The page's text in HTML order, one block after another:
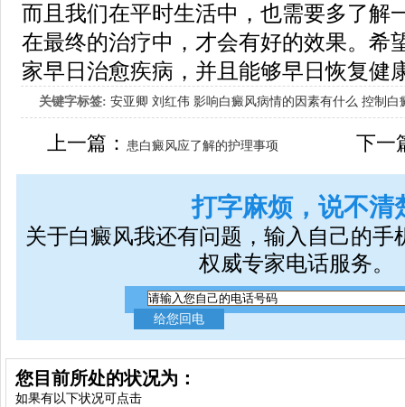
而且我们在平时生活中，也需要多了解
在最终的治疗中，才会有好的效果。希
家早日治愈疾病，并且能够早日恢复健
关键字标签: 安亚卿 刘红伟 影响白癜风病情的因素有什么 控制白
女生应该如何治疗呢
上一篇：患白癜风应了解的护理事项 下一
打字麻烦，说不清
关于白癜风我还有问题，输入自己的手
权威专家电话服务。
您目前所处的状况为：
如果有以下状况可点击